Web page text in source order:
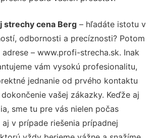
strechy cena Berg – hľadáte istotu v
odbornosti a precíznosti? Potom
– www.profi-strecha.sk. Inak
vám vysokú profesionalitu,
jednanie od prvého kontaktu
vašej zákazky. Keďže aj
sme tu pre vás nielen počas
aj v prípade riešenia prípadnej